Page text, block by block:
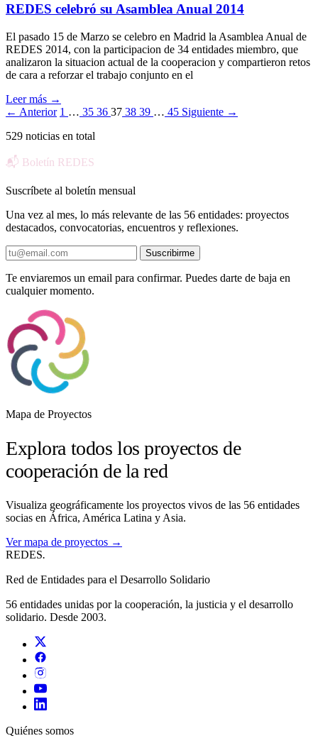
REDES celebró su Asamblea Anual 2014
El pasado 15 de Marzo se celebro en Madrid la Asamblea Anual de
REDES 2014, con la participacion de 34 entidades miembro, que
analizaron la situacion actual de la cooperacion y compartieron retos
de cara a reforzar el trabajo conjunto en el
Leer más →
← Anterior 1 … 35 36 37 38 39 … 45 Siguiente →
529 noticias en total
📬 Boletín REDES
Suscríbete al boletín mensual
Una vez al mes, lo más relevante de las 56 entidades: proyectos
destacados, convocatorias, encuentros y reflexiones.
Suscribirme
Te enviaremos un email para confirmar. Puedes darte de baja en
cualquier momento.
Mapa de Proyectos
Explora todos los proyectos de
cooperación de la red
Visualiza geográficamente los proyectos vivos de las 56 entidades
socias en África, América Latina y Asia.
Ver mapa de proyectos →
REDES.
Red de Entidades para el Desarrollo Solidario
56 entidades unidas por la cooperación, la justicia y el desarrollo
solidario. Desde 2003.
Quiénes somos